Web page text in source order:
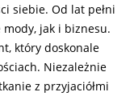
siebie. Od lat pełni
jak i biznesu.
który doskonale
Niezależnie
z przyjaciółmi